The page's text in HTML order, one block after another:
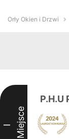
Orły Okien i Drzwi
I Miejsce
P.H.U